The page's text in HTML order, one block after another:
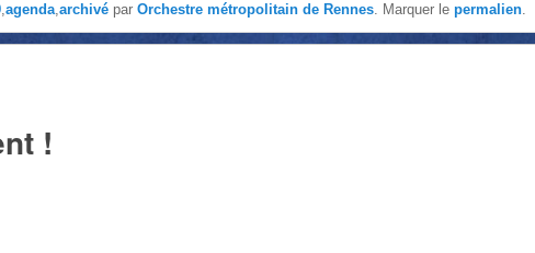
,agenda,archivépar Orchestre métropolitain de Rennes. Marquer le permalien.
!